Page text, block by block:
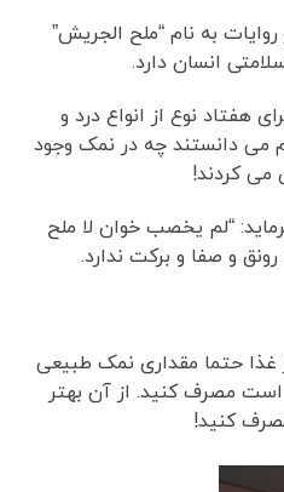
به نام “ملح الجریش”
انسان دارد.
هفتاد نوع از انواع درد و
می دانستند چه در نمک وجود
می کردند!
“لم یخصب خوان لا ملح
و صفا و برکت ندارد.
غذا حتما مقداری نمک طبیعی
مصرف کنید. از آن بهتر
کنید!